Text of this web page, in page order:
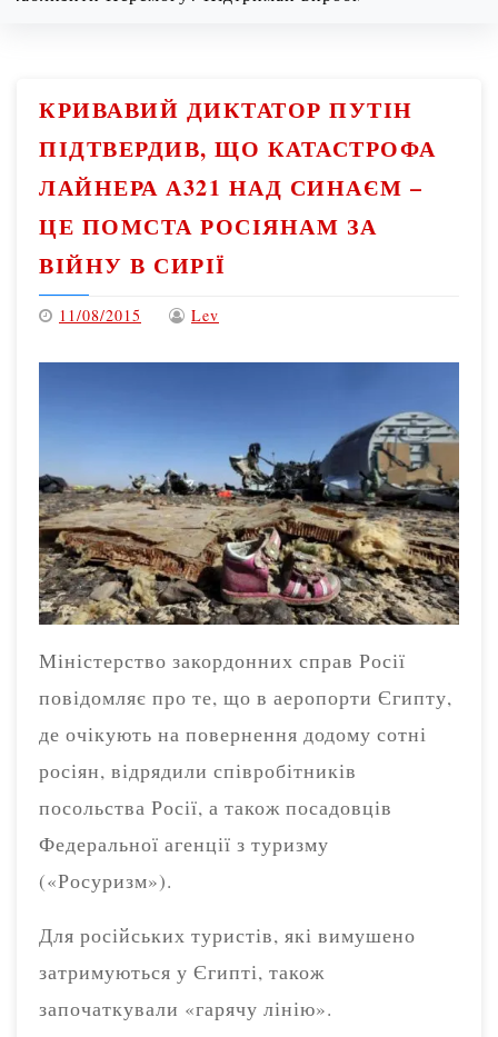
КРИВАВИЙ ДИКТАТОР ПУТІН
ПІДТВЕРДИВ, ЩО КАТАСТРОФА
ЛАЙНЕРА А321 НАД СИНАЄМ –
ЦЕ ПОМСТА РОСІЯНАМ ЗА
ВІЙНУ В СИРІЇ
11/08/2015 Lev
Міністерство закордонних справ Росії
повідомляє про те, що в аеропорти Єгипту,
де очікують на повернення додому сотні
росіян, відрядили співробітників
посольства Росії, а також посадовців
Федеральної агенції з туризму
(«Росуризм»).
Для російських туристів, які вимушено
затримуються у Єгипті, також
започаткували «гарячу лінію».